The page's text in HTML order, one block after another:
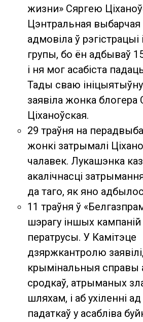
жизни» Сяргею
Цэнтральная выбарчая
адмовіла ў
групы, бо ён адбываў
і ня мог асабіста
Тады сваю
заявіла жонка блогера
Ціханоўская.
29 траўня на
жонкі затрымалі
чалавек. Лукашэнка
акалічнасці
да таго, як яно
11 траўня ў
шэрагу іншых
ператрусы. У Камітэце
дзяржкантролю
крымінальныя справы
сродкаў, атрыманых
шляхам, і аб ухіленні
падаткаў у асабліва